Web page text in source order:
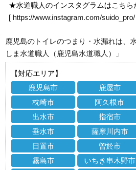
★水道職人のインスタグラムはこちら
[ https://www.instagram.com/suido_pro/
鹿児島のトイレのつまり・水漏れは、
しま水道職人（鹿児島水道職人）」
【対応エリア】
鹿児島市
鹿屋市
枕崎市
阿久根市
出水市
指宿市
垂水市
薩摩川内市
日置市
曽於市
霧島市
いちき串木野市